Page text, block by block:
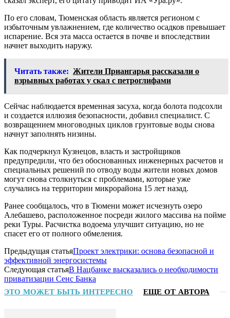
По его словам, Тюменская область является регионом с
избыточным увлажнением, где количество осадков превышает
испарение. Вся эта масса остается в почве и впоследствии
начнет выходить наружу.
Читать также: Жители Приангарья рассказали о
взрывных работах у скал с петроглифами
Сейчас наблюдается временная засуха, когда болота подсохли
и создается иллюзия безопасности, добавил специалист. С
возвращением многоводных циклов грунтовые воды снова
начнут заполнять низины.
Как подчеркнул Кузнецов, власть и застройщиков
предупредили, что без обоснованных инженерных расчетов и
специальных решений по отводу воды жители новых домов
могут снова столкнуться с проблемами, которые уже
случались на территории микрорайона 15 лет назад.
Ранее сообщалось, что в Тюмени может исчезнуть озеро
Алебашево, расположенное посреди жилого массива на пойме
реки Туры. Расчистка водоема улучшит ситуацию, но не
спасет его от полного обмеления.
Предыдущая статьяПроект электрики: основа безопасной и
эффективной энергосистемы
Следующая статьяВ Нацбанке высказались о необходимости
приватизации Сенс Банка
ЭТО МОЖЕТ БЫТЬ ИНТЕРЕСНО ЕЩЕ ОТ АВТОРА